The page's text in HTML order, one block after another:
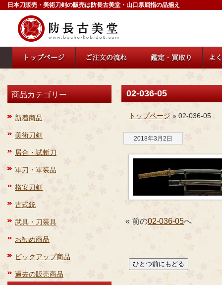
日本刀販売・美術刀剣の販売は防長古美堂・山口県屈指の品揃え
商品カテゴリー
新着商品
美術刀剣
居合・試斬刀
軍刀・軍装品
格安刀剣
古式銃
武具・刀装具
お勧め商品
ピックアップ商品
過去の販売商品
02-036-05
トップページ » 02-036-05
2018年3月2日
« 前の02-036-05へ